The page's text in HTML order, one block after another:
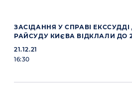
ЗАСІДАННЯ У СПРАВІ
РАЙСУДУ КИЄВА ВІДКЛАЛИ ДО
21.12.21
16:30